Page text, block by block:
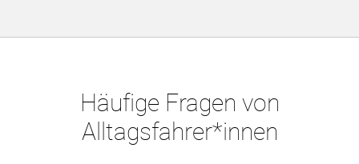
Häufige Fragen von
Alltagsfahrer*innen